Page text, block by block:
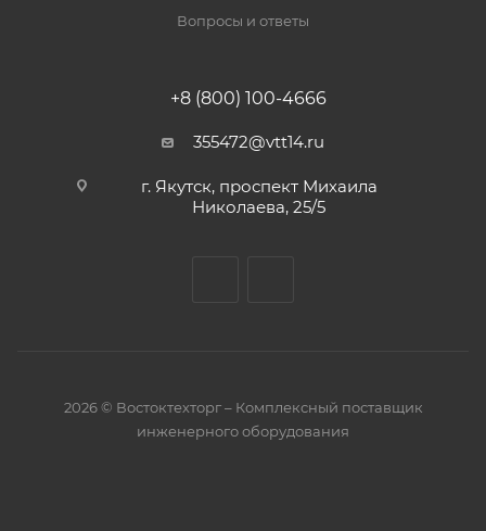
Вопросы и ответы
+8 (800) 100-4666
355472@vtt14.ru
г. Якутск, проспект Михаила
Николаева, 25/5
2026 © Востоктехторг – Комплексный поставщик
инженерного оборудования